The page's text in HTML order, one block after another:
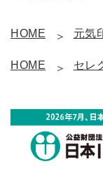
HOME 元気
HOME セレ